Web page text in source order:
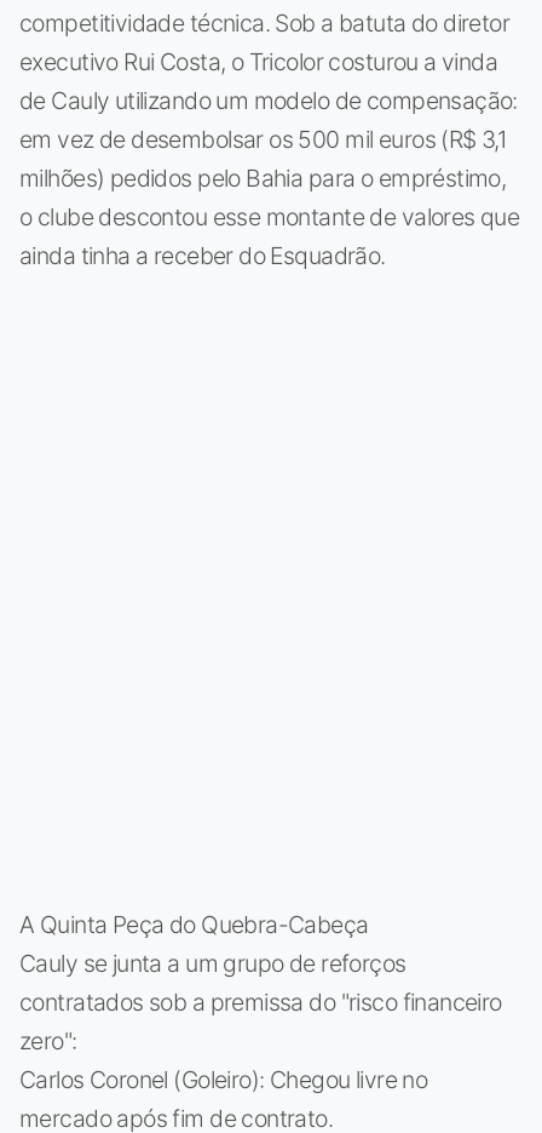
competitividade técnica. Sob a batuta do diretor
executivo Rui Costa, o Tricolor costurou a vinda
de Cauly utilizando um modelo de compensação:
em vez de desembolsar os 500 mil euros (R$ 3,1
milhões) pedidos pelo Bahia para o empréstimo,
o clube descontou esse montante de valores que
ainda tinha a receber do Esquadrão.
A Quinta Peça do Quebra-Cabeça
Cauly se junta a um grupo de reforços
contratados sob a premissa do "risco financeiro
zero":
Carlos Coronel (Goleiro): Chegou livre no
mercado após fim de contrato.